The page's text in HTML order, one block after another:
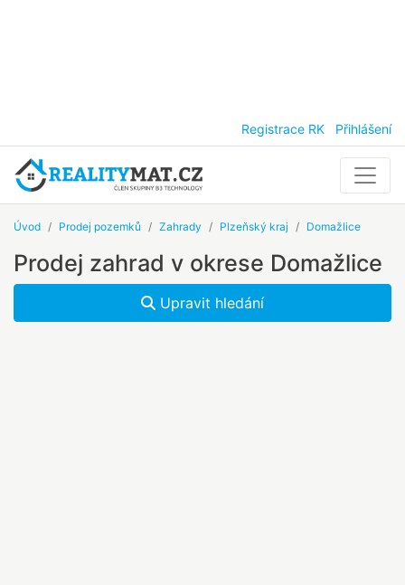
Registrace RK Přihlášení
Úvod Prodej pozemků Zahrady Plzeňský kraj Domažlice
Prodej zahrad v okrese Domažlice
Upravit hledání